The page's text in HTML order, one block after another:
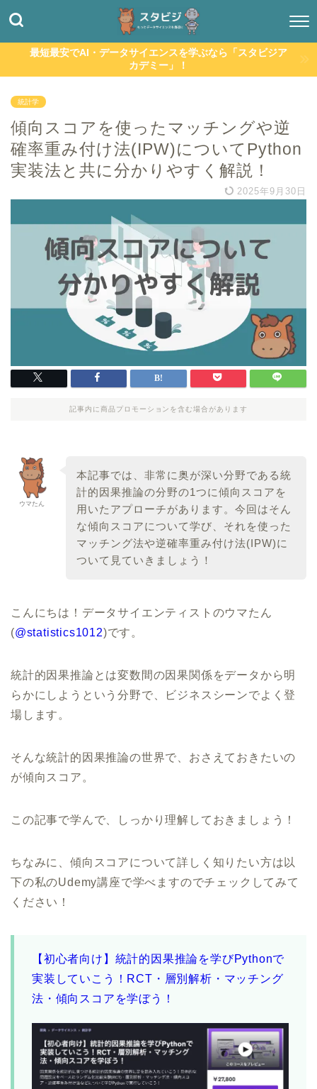
最短最安でAI・データサイエンスを学ぶなら「スタビジア
カデミー」！
統計学
傾向スコアを使ったマッチングや逆
確率重み付け法(IPW)についてPython
実装法と共に分かりやすく解説！
2025年9月30日
記事内に商品プロモーションを含む場合があります
ウマたん
本記事では、非常に奥が深い分野である統
計的因果推論の分野の1つに傾向スコアを
用いたアプローチがあります。今回はそん
な傾向スコアについて学び、それを使った
マッチング法や逆確率重み付け法(IPW)に
ついて見ていきましょう！
こんにちは！データサイエンティストのウマたん
(@statistics1012)です。
統計的因果推論とは変数間の因果関係をデータから明
らかにしようという分野で、ビジネスシーンでよく登
場します。
そんな統計的因果推論の世界で、おさえておきたいの
が傾向スコア。
この記事で学んで、しっかり理解しておきましょう！
ちなみに、傾向スコアについて詳しく知りたい方は以
下の私のUdemy講座で学べますのでチェックしてみて
ください！
【初心者向け】統計的因果推論を学びPythonで
実装していこう！RCT・層別解析・マッチング
法・傾向スコアを学ぼう！